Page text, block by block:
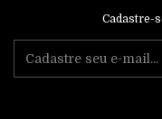
Cadastre-